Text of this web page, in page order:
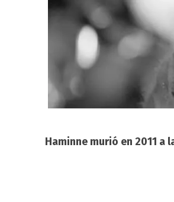
Haminne murió en 2011 a